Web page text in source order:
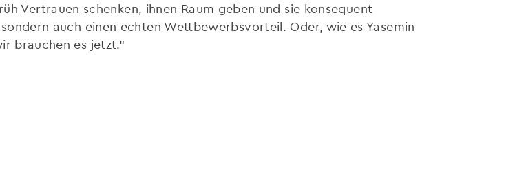
Vertrauen schenken, ihnen Raum geben und sie konsequent
auch einen echten Wettbewerbsvorteil. Oder, wie es Yasemin
brauchen es jetzt.“